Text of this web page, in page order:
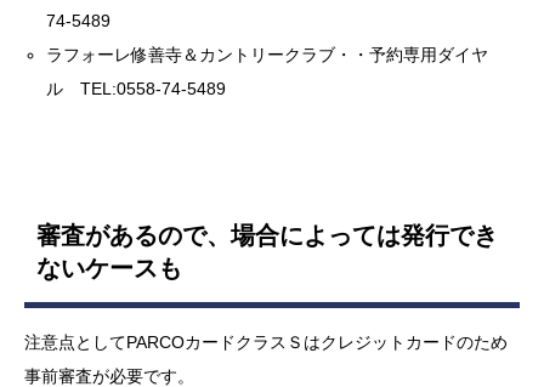
74-5489
ラフォーレ修善寺＆カントリークラブ・・予約専用ダイヤ
ル TEL:0558-74-5489
審査があるので、場合によっては発行でき
ないケースも
注意点としてPARCOカードクラスＳはクレジットカードのため
事前審査が必要です。